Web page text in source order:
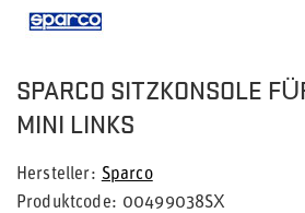
SPARCO SITZKONSOLE
MINI LINKS
Hersteller
Sparco
Produktcode
00499038SX